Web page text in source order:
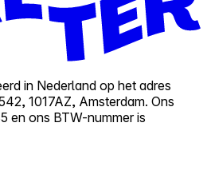
in Nederland op het adres
1017AZ, Amsterdam. Ons
en ons BTW-nummer is